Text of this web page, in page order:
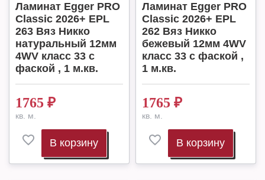
Ламинат Egger PRO
Classic 2026+ EPL
263 Вяз Никко
натуральный 12мм
4WV класс 33 с
фаской , 1 м.кв.
1765 ₽
кв. м.
В корзину
Ламинат Egger PRO
Classic 2026+ EPL
262 Вяз Никко
бежевый 12мм 4WV
класс 33 с фаской ,
1 м.кв.
1765 ₽
кв. м.
В корзину